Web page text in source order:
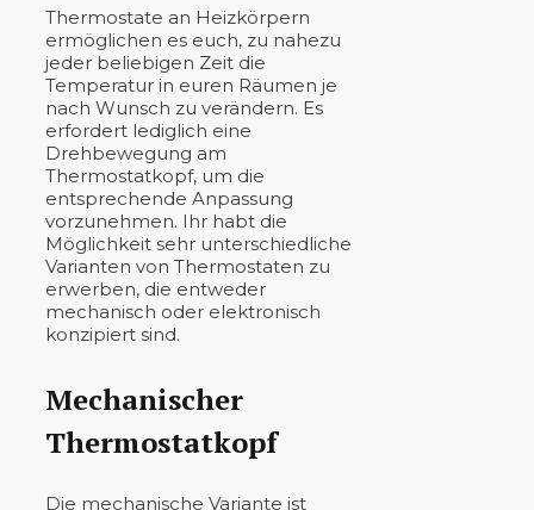
Thermostate an Heizkörpern
ermöglichen es euch, zu nahezu
jeder beliebigen Zeit die
Temperatur in euren Räumen je
nach Wunsch zu verändern. Es
erfordert lediglich eine
Drehbewegung am
Thermostatkopf, um die
entsprechende Anpassung
vorzunehmen. Ihr habt die
Möglichkeit sehr unterschiedliche
Varianten von Thermostaten zu
erwerben, die entweder
mechanisch oder elektronisch
konzipiert sind.
Mechanischer
Thermostatkopf
Die mechanische Variante ist